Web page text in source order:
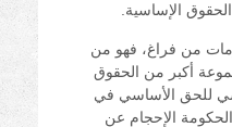
الإساسية.
من فراغ، فهو من
أكبر من الحقوق
للحق الأساسي في
الإحجام عن